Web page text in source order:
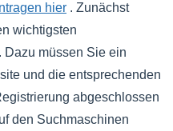
hier . Zunächst
wichtigsten
Dazu müssen Sie ein
und die entsprechenden
abgeschlossen
den Suchmaschinen